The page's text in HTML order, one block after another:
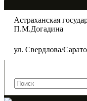
Астраханская
П.М.Догадина​
ул. Свердлова/